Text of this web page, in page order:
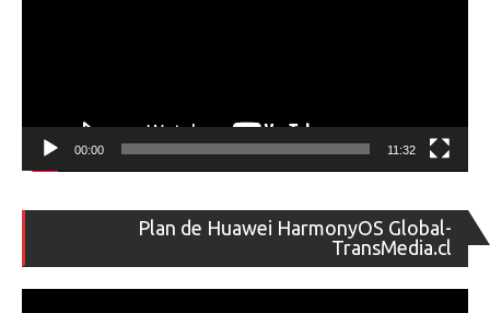
00:00 11:32
Plan de Huawei HarmonyOS Global-
TransMedia.cl
de